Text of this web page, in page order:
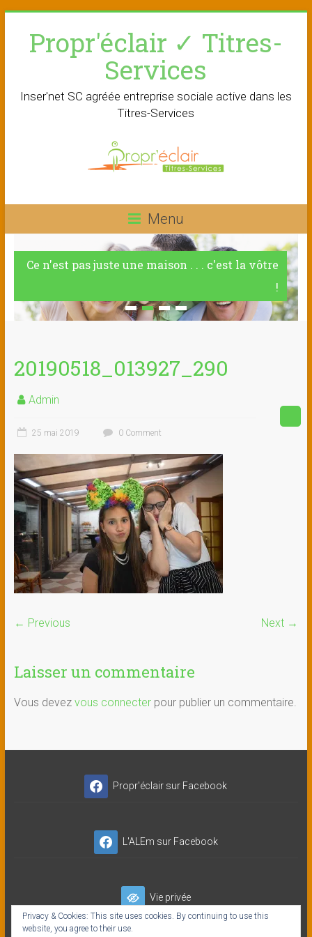
contentPropr'éclair ✓ Titres-
Services
Inser'net SC agréée entreprise sociale active dans les
Titres-Services
Menu
Ce n'est pas juste une maison . . . c'est la vôtre
!
20190518_013927_290
Admin
25 mai 2019 0 Comment
← Previous Next →
Laisser un commentaire
Vous devez vous connecterpour publier un commentaire.
Propr'éclair sur Facebook
L'ALEm sur Facebook
Vie privée
Privacy & Cookies: This site uses cookies. By continuing to use this
website, you agree to their use.